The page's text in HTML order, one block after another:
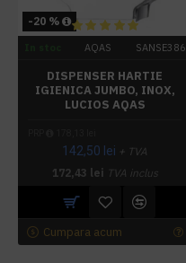
-20 %
AQAS SANSE386
DISPENSER HARTIE
IGIENICA JUMBO, INOX,
LUCIOS AQAS
142,50 lei + TVA
172,43 lei TVA inclus
Cumpara acum